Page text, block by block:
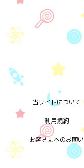
当サイトについて
利用規約
お客さまへのお願い